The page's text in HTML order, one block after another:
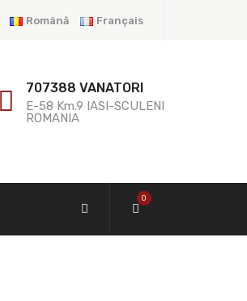
Română Français
707388 VANATORI
E-58 Km.9 IASI-SCULENI
ROMANIA
0